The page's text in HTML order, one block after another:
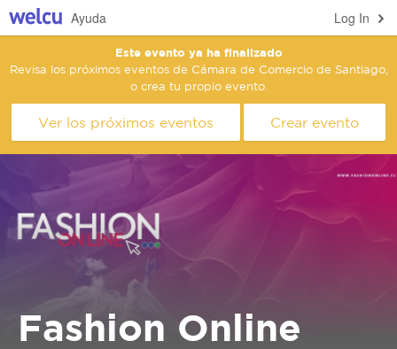
Log In
Ayuda
Este evento ya ha finalizado
Revisa los próximos eventos de Cámara de Comercio de Santiago,
o crea tu propio evento.
Ver los próximos eventos Crear evento
Fashion Online